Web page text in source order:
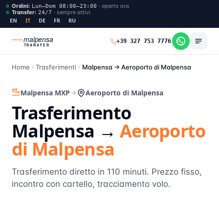
Ordini: Lun–Dom 08:00–23:00 · aperto ora
Transfer: 24/7 · sempre attivi
EN IT DE FR RU
malpensa
TRANSFER
+39 327 753 7776
Home Trasferimenti Malpensa → Aeroporto di Malpensa
Malpensa MXP Aeroporto di Malpensa
Trasferimento
Malpensa →Aeroporto
di Malpensa
Trasferimento diretto in 110 minuti. Prezzo fisso,
incontro con cartello, tracciamento volo.